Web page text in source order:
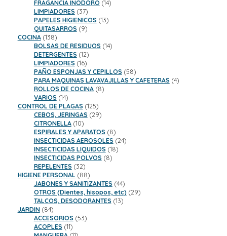
productos
FRAGANCIA INODORO 1414
LIMPIADORES 3737
productos
PAPELES HIGIENICOS 1313
QUITASARROS 99
COCINA 138138
productos
BOLSAS DE RESIDUOS 1414
DETERGENTES 1212
productos
LIMPIADORES 1616
productos
PAÑO ESPONJAS Y CEPILLOS 5858
productos
PARA MAQUINAS LAVAVAJILLAS Y CAFETERAS 44
ROLLOS DE COCINA 88
VARIOS 1414
productos
CONTROL DE PLAGAS 125125
productos
CEBOS, JERINGAS 2929
CITRONELLA 1010
productos
ESPIRALES Y APARATOS 88
productos
INSECTICIDAS AEROSOLES 2424
INSECTICIDAS LIQUIDOS 1818
INSECTICIDAS POLVOS 88
REPELENTES 3232
productos
HIGIENE PERSONAL 8888
productos
JABONES Y SANITIZANTES 4444
productos
OTROS (Dientes, hisopos, etc) 2929
TALCOS, DESODORANTES 1313
JARDIN 8484
productos
ACCESORIOS 5353
ACOPLES 1111